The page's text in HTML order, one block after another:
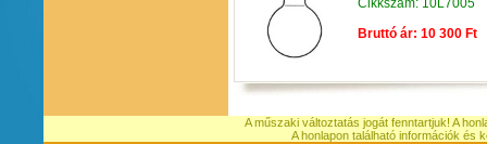
Cikkszám: 10L7005
Bruttó ár: 10 300 Ft
A műszaki változtatás jogát fenntartjuk! A
A honlapon található információk és